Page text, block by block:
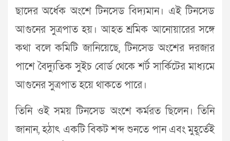
ছাদের অর্ধেক অংশে টিনসেড বিদ্যমান। এই টিনসেড
আগুনের সুত্রপাত হয়। আহত শ্রমিক আনোয়ারের সঙ্গে
কথা বলে কমিটি জানিয়েছে, টিনসেড অংশের দরজার
পাশে বৈদ্যুতিক সুইচ বোর্ড থেকে শর্ট সার্কিটের মাধ্যমে
আগুনের সুত্রপাত হয়ে থাকতে পারে।
তিনি ওই সময় টিনসেড অংশে কর্মরত ছিলেন। তিনি
জানান, হঠাৎ একটি বিকট শব্দ শুনতে পান এবং মুহূর্তেই